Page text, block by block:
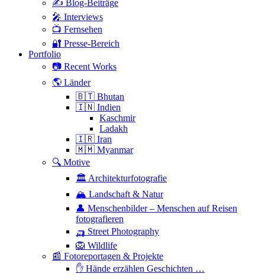
✍️ Blog-Beiträge
🎤 Interviews
📺 Fernsehen
🔐 Presse-Bereich
Portfolio
📷 Recent Works
🌎 Länder
🇧🇹 Bhutan
🇮🇳 Indien
Kaschmir
Ladakh
🇮🇷 Iran
🇲🇲 Myanmar
🔍 Motive
🏛 Architekturfotografie
🏔 Landschaft & Natur
👤 Menschenbilder – Menschen auf Reisen
fotografieren
🛺 Street Photography
🦁 Wildlife
📰 Fotoreportagen & Projekte
✋ Hände erzählen Geschichten …